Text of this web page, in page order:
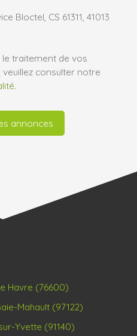
Bloctel, CS 61311, 41013
traitement de vos
consulter notre
.
annonces
Havre (76600)
Mahault (97122)
Yvette (91140)